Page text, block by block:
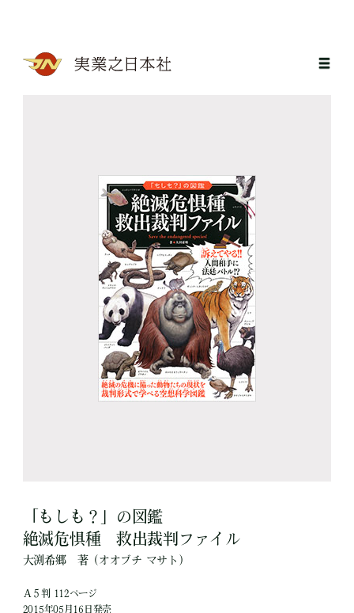
「もしも？」の図鑑
絶滅危惧種 救出裁判ファイル
大渕希郷 著（オオブチ マサト）
Ａ５判 112ページ
2015年05月16日発売